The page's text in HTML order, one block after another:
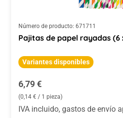
Número de producto: 671711
Pajitas de papel rayadas (6
Variantes disponibles
Precio normal:
6,79 €
(0,14 € / 1 pieza)
IVA incluido, gastos de envío